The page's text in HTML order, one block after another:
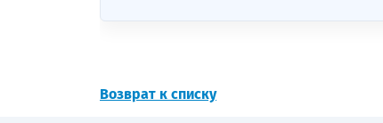
Возврат к списку